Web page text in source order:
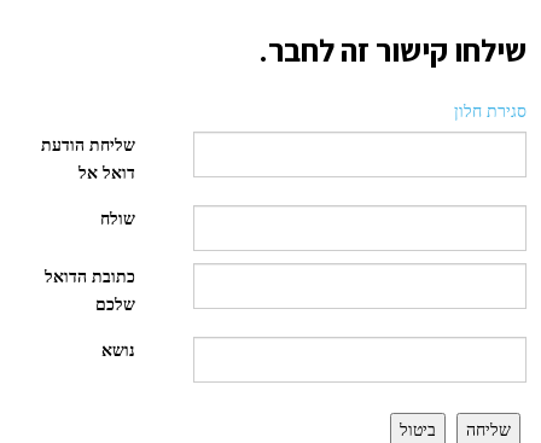
שילחו קישור זה לחבר.
סגירת חלון
שליחת הודעת
דואל אל
שולח
כתובת הדואל
שלכם
נושא
שליחה ביטול